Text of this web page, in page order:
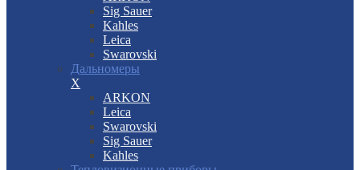
Sig Sauer
Kahles
Leica
Swarovski
Дальномеры
X
ARKON
Leica
Swarovski
Sig Sauer
Kahles